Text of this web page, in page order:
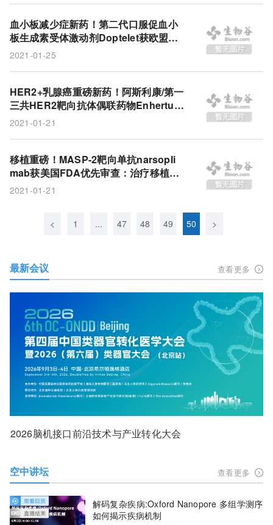
血小板减少症新药！第二代口服促血小
板生成素受体激动剂Doptelet获欧盟批
准！
2021-01-25
HER2+乳腺癌重磅新药！阿斯利康/第一
三共HER2靶向抗体偶联药物Enhertu获
欧盟批准！
2021-01-21
移植重磅！MASP-2靶向单抗narsopli
mab获美国FDA优先审查：治疗移植相
关血栓性微血管病(HSCT-TMA)!
2021-01-21
< 1 ... 47 48 49 50 >
最新会议 查看更多
2026脑机接口前沿技术与产业转化大会
空中讲坛 查看更多
解码复杂疾病:Oxford Nanopore 多组学测序
如何揭示疾病机制